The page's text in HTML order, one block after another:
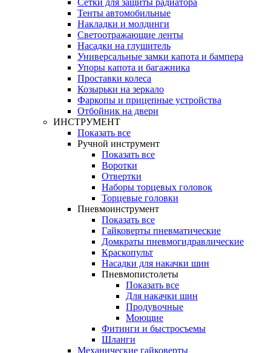
Сетки для защиты радиатора
Тенты автомобильные
Накладки и молдинги
Светоотражающие ленты
Насадки на глушитель
Универсальные замки капота и бампера
Упоры капота и багажника
Проставки колеса
Козырьки на зеркало
Фаркопы и прицепные устройства
Отбойник на двери
ИНСТРУМЕНТ
Показать все
Ручной инструмент
Показать все
Воротки
Отвертки
Наборы торцевых головок
Торцевые головки
Пневмоинструмент
Показать все
Гайковерты пневматические
Домкраты пневмогидравлические
Краскопульт
Насадки для накачки шин
Пневмопистолеты
Показать все
Для накачки шин
Продувочные
Моющие
Фитинги и быстросъемы
Шланги
Механические гайковерты